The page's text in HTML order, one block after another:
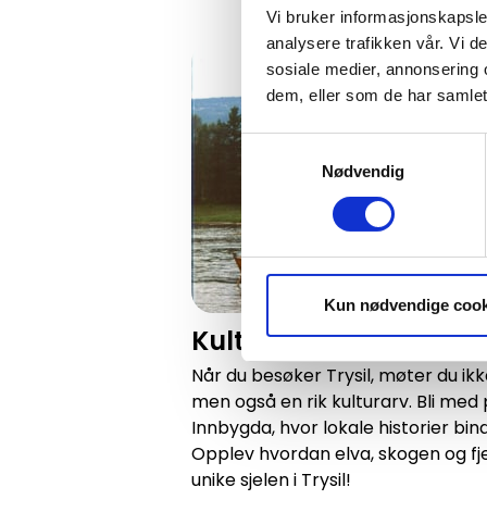
Vi bruker
analysere trafikken vår. Vi
sosiale medier,
dem, eller som de har
Samtykkevalg
Nødvendig
Kun nødvendige
Kulturell vandring i
Når du besøker Trysil, møter du
men også en rik kulturarv. Bli
Innbygda, hvor lokale historier
Opplev hvordan elva, skogen og
unike sjelen i Trysil!
Kulturell vandring i Innbygda